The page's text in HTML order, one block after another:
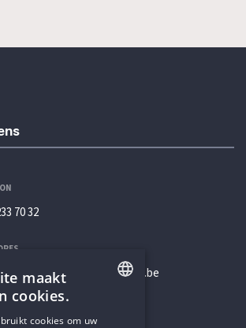
70 32
maakt
cookies.
cookies om uw